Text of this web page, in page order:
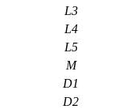
L3
L4
L5
М
D1
D2